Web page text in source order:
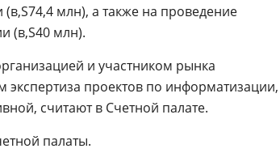
(
74,4 млн), а также на проведение
(
40 млн).
и участником рынка
проектов по информатизации,
считают в Счетной палате.
палаты.